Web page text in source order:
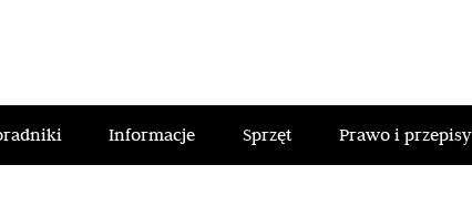
Informacje Sprzęt Prawo i przepisy